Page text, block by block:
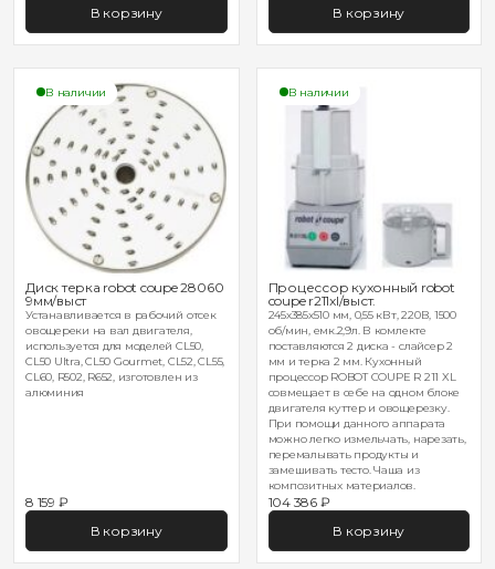
В корзину
В корзину
В наличии
Диск терка robot coupe 28060
9мм/выст
Устанавливается в рабочий отсек
овощереки на вал двигателя,
используется для моделей CL50,
CL50 Ultra, CL50 Gourmet, CL52, CL55,
CL60, R502, R652, изготовлен из
алюминия
8 159 ₽
В корзину
В наличии
Процессор кухонный robot
coupe r211xl/выст.
245х385х510 мм, 0,55 кВт, 220В, 1500
об/мин, емк.2,9л. В комлекте
поставляются 2 диска - слайсер 2
мм и терка 2 мм. Кухонный
процессор ROBOT COUPE R 211 XL
совмещает в себе на одном блоке
двигателя куттер и овощерезку.
При помощи данного аппарата
можно легко измельчать, нарезать,
перемалывать продукты и
замешивать тесто. Чаша из
композитных материалов.
104 386 ₽
В корзину